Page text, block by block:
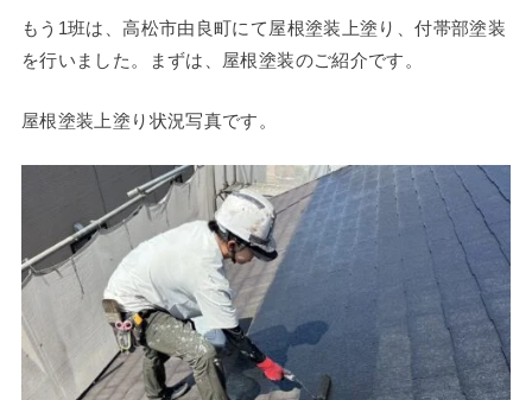
もう1班は、高松市由良町にて屋根塗装上塗り、付帯部塗装
を行いました。まずは、屋根塗装のご紹介です。
屋根塗装上塗り状況写真です。